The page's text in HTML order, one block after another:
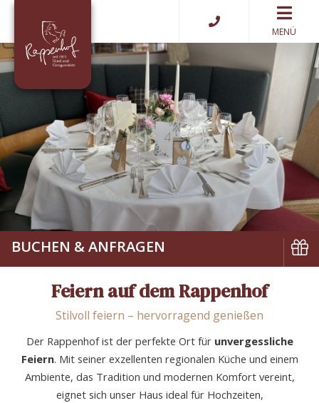
MENÜ
BUCHEN & ANFRAGEN
Feiern auf dem Rappenhof
Stilvoll feiern – hervorragend genießen
Der Rappenhof ist der perfekte Ort für unvergessliche
Feiern. Mit seiner exzellenten regionalen Küche und einem
Ambiente, das Tradition und modernen Komfort vereint,
eignet sich unser Haus ideal für Hochzeiten,